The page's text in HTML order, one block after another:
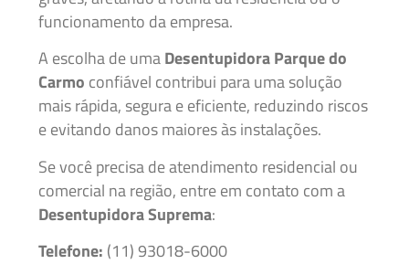
funcionamento da empresa.
A escolha de umaDesentupidora Parque do
Carmo confiável contribui para uma solução
mais rápida, segura e eficiente, reduzindo riscos
e evitando danos maiores às instalações.
Se você precisa de atendimento residencial ou
comercial na região, entre em contato com a
Desentupidora Suprema:
Telefone: (11) 93018-6000